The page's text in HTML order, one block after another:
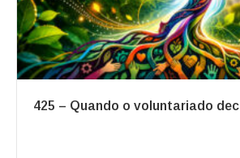
425 – Quando o voluntariado